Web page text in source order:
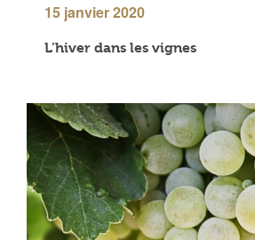
15 janvier 2020
L’hiver dans les vignes